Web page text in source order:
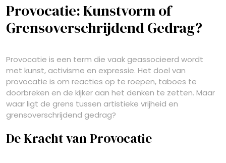
Provocatie: Kunstvorm of
Grensoverschrijdend Gedrag?
Provocatie is een term die vaak geassocieerd wordt
met kunst, activisme en expressie. Het doel van
provocatie is om reacties op te roepen, taboes te
doorbreken en de kijker aan het denken te zetten. Maar
waar ligt de grens tussen artistieke vrijheid en
grensoverschrijdend gedrag?
De Kracht van Provocatie